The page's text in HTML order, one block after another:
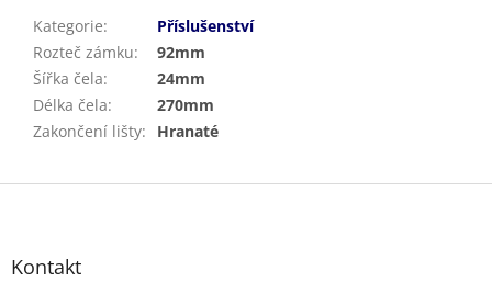
Kategorie:
Příslušenství
Rozteč zámku:
92mm
Šířka čela:
24mm
Délka čela:
270mm
Zakončení lišty: Hranaté
Z
Kontakt